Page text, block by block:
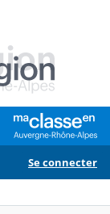
Se connecter